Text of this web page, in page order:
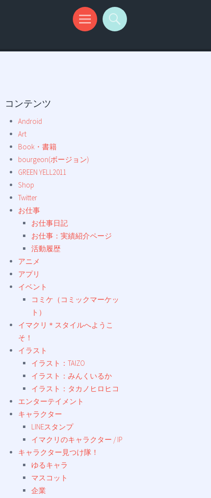
コンテンツ
Android
Art
Book・書籍
bourgeon(ボージョン)
GREEN YELL2011
Shop
Twitter
お仕事
お仕事日記
お仕事：実績紹介ページ
活動履歴
アニメ
アプリ
イベント
コミケ（コミックマーケッ
ト）
イマクリ＊スタイルへようこ
そ！
イラスト
イラスト：TAIZO
イラスト：みんくいるか
イラスト：タカノヒロヒコ
エンターテイメント
キャラクター
LINEスタンプ
イマクリのキャラクター / IP
キャラクター見つけ隊！
ゆるキャラ
マスコット
企業